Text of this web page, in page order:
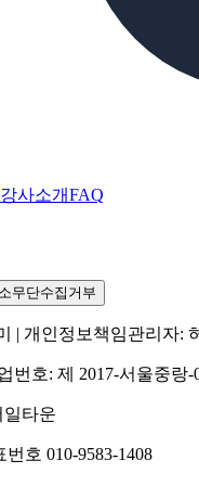
강사소개FAQ
무단수집거부
| 개인정보책임관리자:
번호: 제 2017-서울중랑-
일타운
번호 010-9583-1408